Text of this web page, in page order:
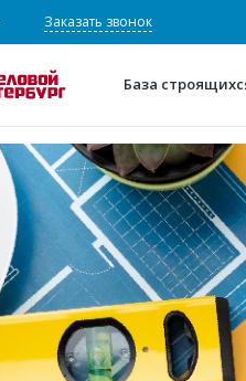
Заказать звонок
База